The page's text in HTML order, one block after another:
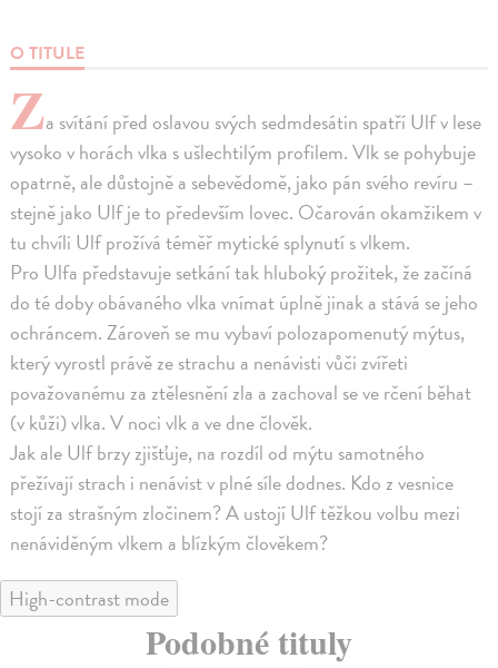
O TITULE
Za svítání před oslavou svých sedmdesátin spatří Ulf v lese
vysoko v horách vlka s ušlechtilým profilem. Vlk se pohybuje
opatrně, ale důstojně a sebevědomě, jako pán svého revíru –
stejně jako Ulf je to především lovec. Očarován okamžikem v
tu chvíli Ulf prožívá téměř mytické splynutí s vlkem.
Pro Ulfa představuje setkání tak hluboký prožitek, že začíná
do té doby obávaného vlka vnímat úplně jinak a stává se jeho
ochráncem. Zároveň se mu vybaví polozapomenutý mýtus,
který vyrostl právě ze strachu a nenávisti vůči zvířeti
považovanému za ztělesnění zla a zachoval se ve rčení běhat
(v kůži) vlka. V noci vlk a ve dne člověk.
Jak ale Ulf brzy zjišťuje, na rozdíl od mýtu samotného
přežívají strach i nenávist v plné síle dodnes. Kdo z vesnice
stojí za strašným zločinem? A ustojí Ulf těžkou volbu mezi
nenáviděným vlkem a blízkým člověkem?
High-contrast mode
Podobné tituly